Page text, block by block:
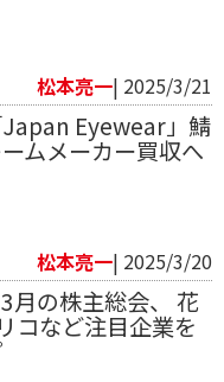
松本亮一| 2025/3/21
Eyewear」鯖
ムメーカー買収へ
松本亮一| 2025/3/20
月の株主総会、 花
コなど注目企業を